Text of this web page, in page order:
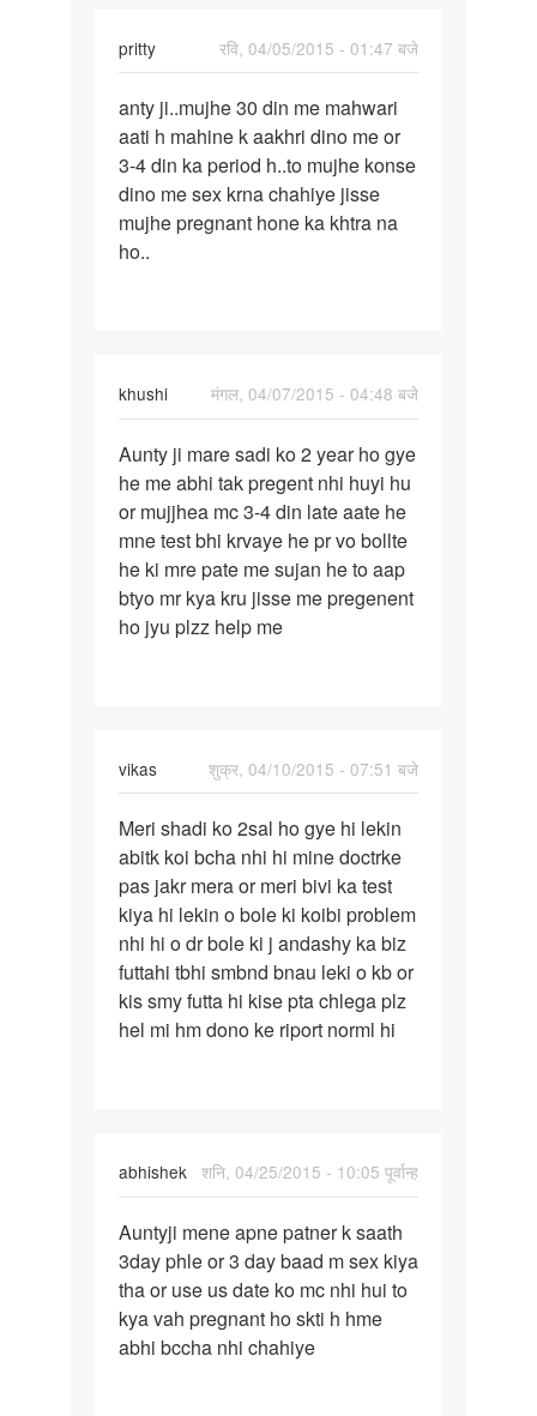
pritty
रवि, 04/05/2015 - 01:47 बजे
anty
ji..mujhe
30
din
me
anty ji..mujhe 30 din me mahwari
aati h mahine k aakhri dino me or
3-4 din ka period h..to mujhe konse
dino me sex krna chahiye jisse
mujhe pregnant hone ka khtra na
ho..
khushi
मंगल, 04/07/2015 - 04:48 बजे
Aunty
ji
mare
sadi
ko
2
year
Aunty ji mare sadi ko 2 year ho gye
he me abhi tak pregent nhi huyi hu
or mujjhea mc 3-4 din late aate he
mne test bhi krvaye he pr vo bollte
he ki mre pate me sujan he to aap
btyo mr kya kru jisse me pregenent
ho jyu plzz help me
vikas
शुक्र, 04/10/2015 - 07:51 बजे
Meri
shadi
ko
2sal
ho
gye
hi
Meri shadi ko 2sal ho gye hi lekin
abitk koi bcha nhi hi mine doctrke
pas jakr mera or meri bivi ka test
kiya hi lekin o bole ki koibi problem
nhi hi o dr bole ki j andashy ka biz
futtahi tbhi smbnd bnau leki o kb or
kis smy futta hi kise pta chlega plz
hel mi hm dono ke riport norml hi
abhishek शनि, 04/25/2015 - 10:05 पूर्वान्ह
Auntyji
mene
apne
patner
k
Auntyji mene apne patner k saath
3day phle or 3 day baad m sex kiya
tha or use us date ko mc nhi hui to
kya vah pregnant ho skti h hme
abhi bccha nhi chahiye